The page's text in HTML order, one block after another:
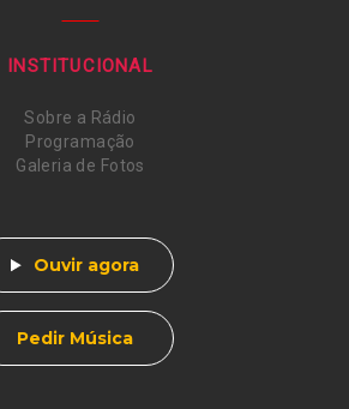
INSTITUCIONAL
Sobre a Rádio
Programação
Galeria de Fotos
Ouvir agora
Pedir Música